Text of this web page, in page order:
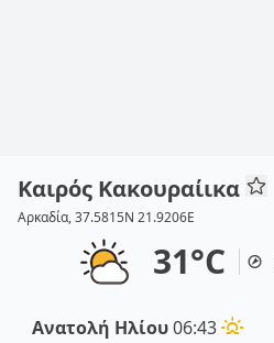
Καιρός Κακουραίικα
Αρκαδία, 37.5815N 21.9206E
31°C
Ανατολή Ηλίου06:43